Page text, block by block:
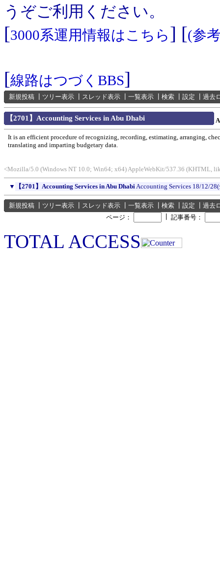
うぞご利用ください。
[3000系運用情報はこちら] [(参
[線路はつづくBBS]
新規投稿 ツリー表示 スレッド表示 一覧表示 検索 設定 過去
【2701】Accounting Services in Abu Dhabi
It is an efficient procedure of recognizing, recording, estimating, arranging,
translating and imparting budgetary data.
<Mozilla/5.0 (Windows NT 10.0; Win64; x64) AppleWebKit/537.36 (KHTML,
▼ 【2701】Accounting Services in Abu DhabiAccounting Services 18/12/
新規投稿 ツリー表示 スレッド表示 一覧表示 検索 設定
過去
ページ：
記事番号：
TOTAL ACCESS